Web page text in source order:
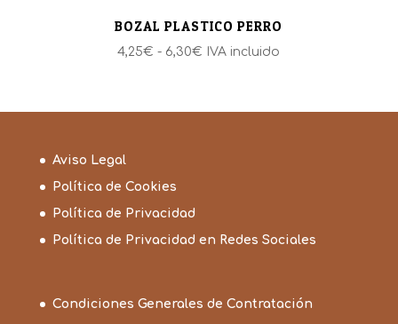
BOZAL PLASTICO PERRO
4,25€ - 6,30€ Rango
desde
IVA incluido
Aviso Legal
Política de Cookies
Política de Privacidad
Política de Privacidad en Redes Sociales
Condiciones Generales de Contratación